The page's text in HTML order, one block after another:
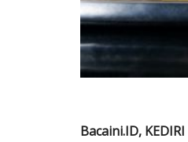
Bacaini.ID, KEDIRI